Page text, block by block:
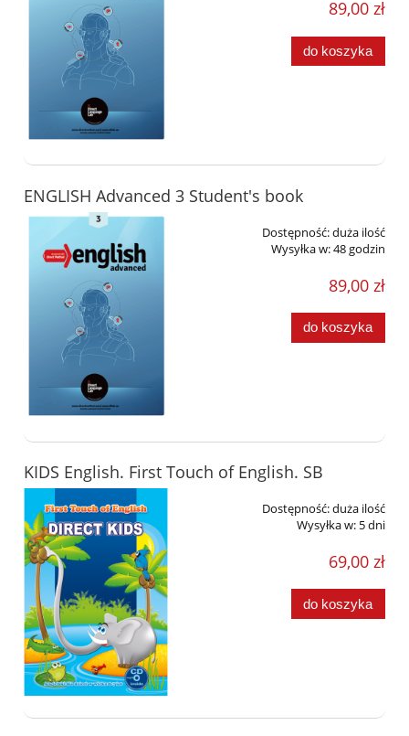
89,00 zł
do koszyka
ENGLISH Advanced 3 Student's book
Dostępność:duża ilość
Wysyłka w:48 godzin
89,00 zł
do koszyka
KIDS English. First Touch of English. SB
Dostępność:duża ilość
Wysyłka w: 5 dni
69,00 zł
do koszyka